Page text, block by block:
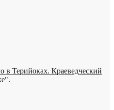
в Терийоках. Краеведческий